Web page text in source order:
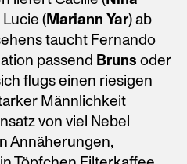
(Mariann Yar) ab
taucht Fernando
passend Brunsoder
flugs einen riesigen
Männlichkeit
von viel Nebel
Annäherungen,